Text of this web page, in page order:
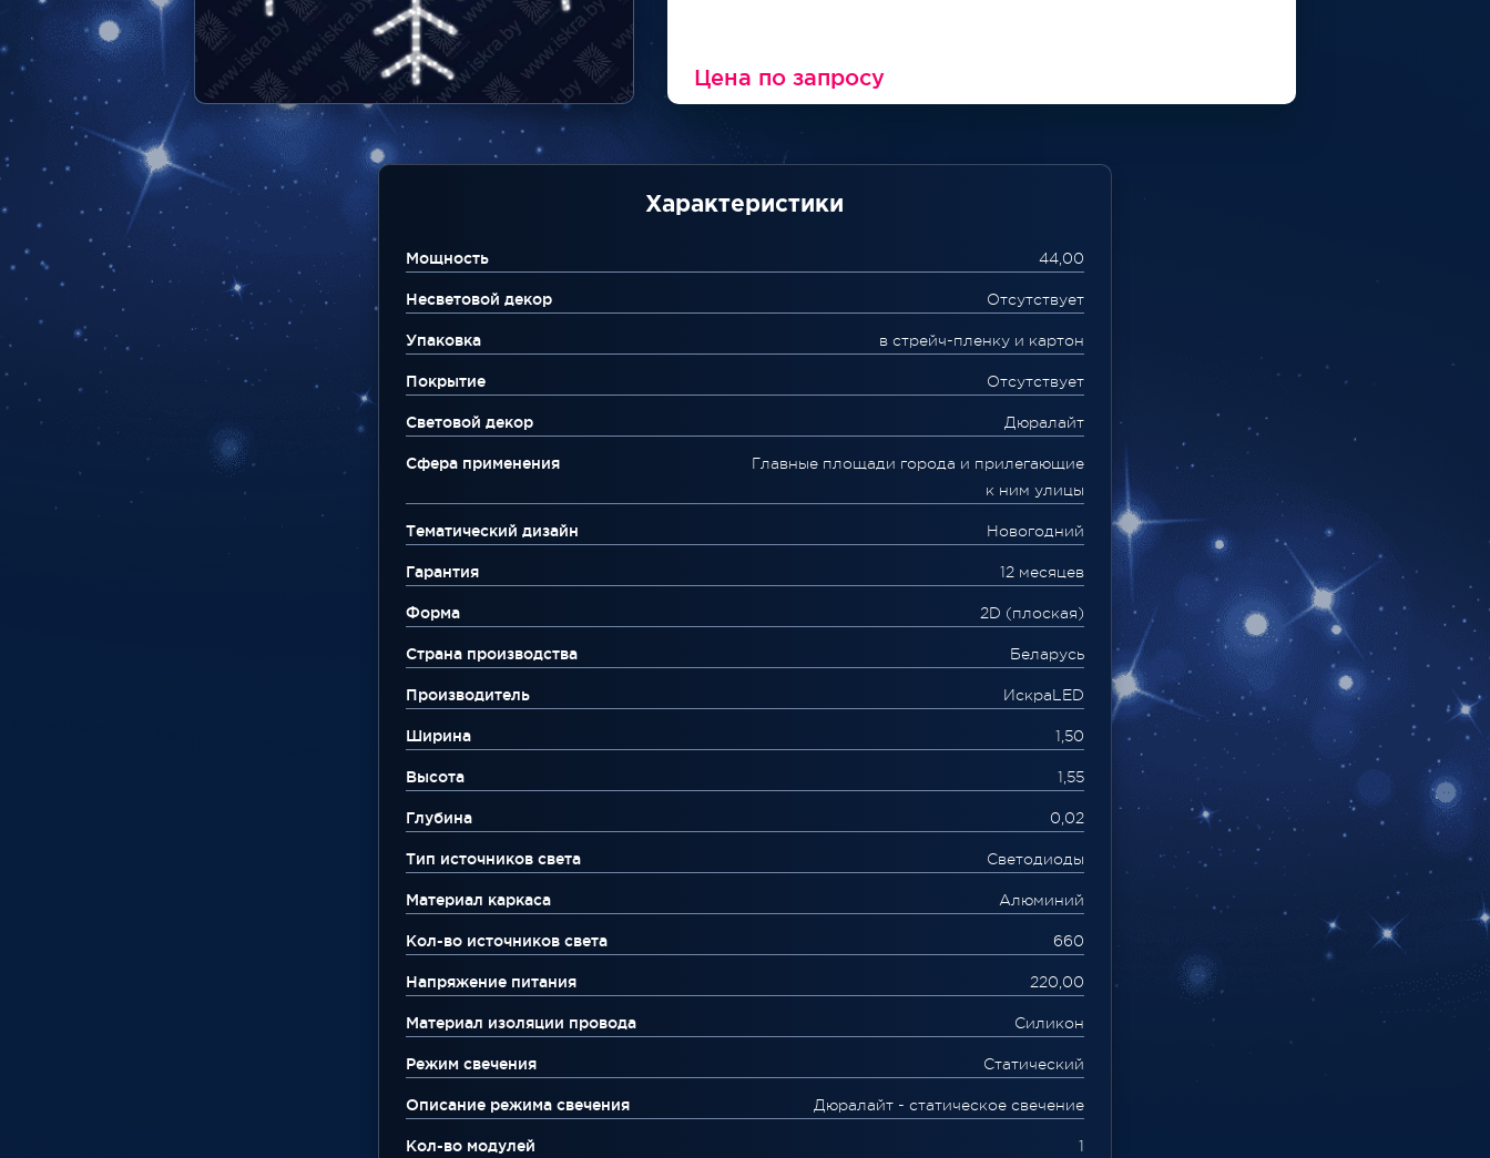
Цена по запросу
Характеристики
Мощность 44,00
Несветовой декор Отсутствует
Упаковка в стрейч-пленку и картон
Покрытие Отсутствует
Световой декор Дюралайт
Сфера применения
Главные площади города и прилегающие
к ним улицы
Тематический дизайн Новогодний
Гарантия 12 месяцев
Форма 2D (плоская)
Страна производства Беларусь
Производитель ИскраLED
Ширина 1,50
Высота 1,55
Глубина 0,02
Тип источников света Светодиоды
Материал каркаса Алюминий
Кол-во источников света 660
Напряжение питания 220,00
Материал изоляции провода Силикон
Режим свечения Статический
Описание режима свечения Дюралайт - статическое свечение
Кол-во модулей 1